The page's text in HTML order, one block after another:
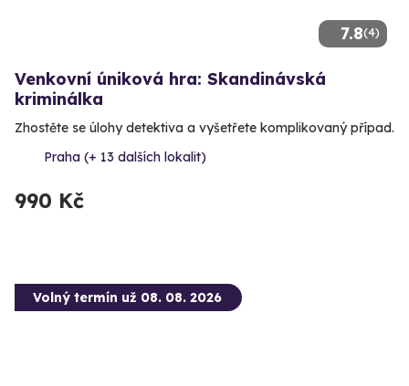
7.8(4)
Venkovní úniková hra: Skandinávská
kriminálka
Zhostěte se úlohy detektiva a vyšetřete komplikovaný případ.
Praha (+ 13 dalších lokalit)
990 Kč
Volný termín už 08. 08. 2026